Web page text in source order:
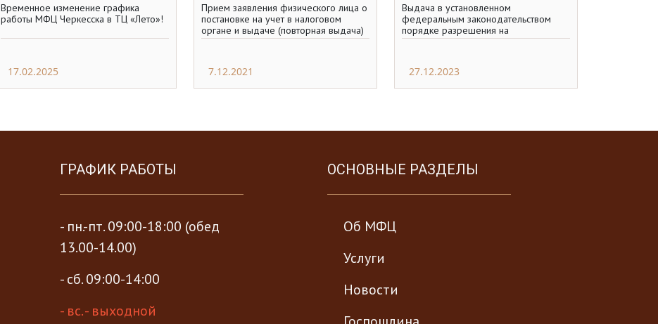
Временное изменение графика
работы МФЦ Черкесска в ТЦ «Лето»!
17.02.2025
Прием заявления физического лица о
постановке на учет в налоговом
органе и выдаче (повторная выдача)
физическому лицу свидетельства о
7.12.2021
Выдача в установленном
федеральным законодательством
порядке разрешения на
строительство, реконструкцию
27.12.2023
ГРАФИК РАБОТЫ
- пн.-пт. 09:00-18:00 (обед
13.00-14.00)
- сб. 09:00-14:00
- вс. - выходной
ОСНОВНЫЕ РАЗДЕЛЫ
Об МФЦ
Услуги
Новости